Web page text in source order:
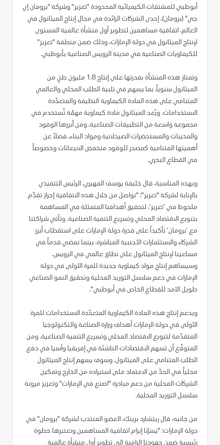
أبوظبي للمشتقات الكيميائية المحدودة "تعزيز" وشركة "برومان إي
جي" (برومان)، إحدى الشركات الرائدة في مجال إنتاج الميثانول في
العالم، اتفاقية مساهمين لتطوير أول منشأة عالمية المستوى
لإنتاج الميثانول في دولة الإمارات، وذلك ضمن منطقة "تعزيز"
للكيماويات الصناعية في مدينة الرويس الصناعية بأبوظبي.
وتمتاز هذه المنشأة بقدرتها على إنتاج 1.8 مليون طنٍ من
الميثانول سنوياً، بما يسهم في تلبية الطلب المحلي والعالمي
المتنامي على هذه المادة الكيماوية النظيفة والمتعدّدة
الاستخدامات. ويُعد الميثانول مادة كيماوية مهمّة تُستخدم في
مجموعة واسعة من التطبيقات الصناعية، ومن أبرزها الوقود
والمذيبات والمستحضرات الصيدلانية ومواد البناء، فضلاً عن
أهميتها المتنامية كمصدر للوقود منخفض الانبعاثات وخصوصاً
في القطاع البحري.
وبهذه المناسبة، قال خليفة يوسف المهيري، الرئيس التنفيذي
بالإنابة لشركة "تعزيز": "نواصل من خلال هذه الاتفاقية إحراز تقدّم
ملحوظ في ’تعزيز‘، لتحقيق أهدافنا المتمثلة في المساهمة
بتنويع الاقتصاد المحلي وتسريع التنمية الصناعية. وتأتي شراكتنا
مع ’برومان‘ تأكيداً على قدرة دولة الإمارات على استقطاب أبرز
الشركاء والاستثمارات الأجنبية المباشرة، بينما نمضي قدماً في
مساعينا لإنتاج الميثانول على نطاق عالمي في الرويس.
وسيساهم إنتاج مواد كيماوية جديدة للمرة الأولى في دولة
الإمارات في دعم سلاسل التوريد المحلية وتحقيق النمو الصناعي
طويل الأمد للقطاع الخاص في أبوظبي".
ويدعم إنتاج هذه المادة الكيماوية المتعدّدة الاستخدامات للمرة
الأولى في دولة الإمارات أهداف وزارة الصناعة والتكنولوجيا
المتقدّمة لتنويع الاقتصاد المحلي وتسريع التنمية الصناعية. ومن
المتوقّع أن تسهم الاقتصادات الناشئة في إفريقيا وآسيا في دفع
الطلب المتنامي على الميثانول. وسوف يسهم إنتاج الميثانول
محلياً في الحدّ من الاعتماد على استيراده من الخارج وتمكين
الشركات المحلية من دعم مبادرة "اصنع في الإمارات" وتعزيز مرونة
سلاسل التوريد المحلية.
من جانبه، قال ريتشارد برينك، العضو المنتدب لشركة "برومان" في
دولة الإمارات: "يسرّنا إبرام اتفاقية المساهمين ونعتبرها خطوة
رئيسية ضمن جهودنا الرامية إلى تطوير أول منشأة عالمية